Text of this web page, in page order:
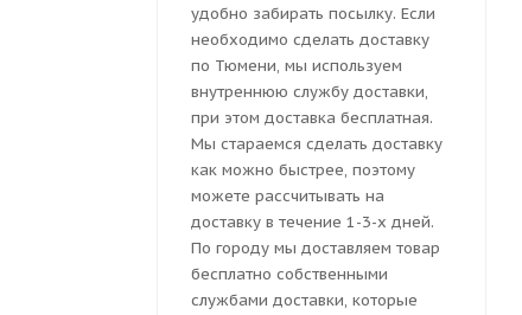
удобно забирать посылку. Если
необходимо сделать доставку
по Тюмени, мы используем
внутреннюю службу доставки,
при этом доставка бесплатная.
Мы стараемся сделать доставку
как можно быстрее, поэтому
можете рассчитывать на
доставку в течение 1-3-х дней.
По городу мы доставляем товар
бесплатно собственными
службами доставки, которые